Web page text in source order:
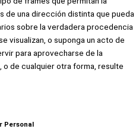
de una dirección distinta que pueda
sobre la verdadera procedencia
visualizan, o suponga un acto de
para aprovecharse de la
de cualquier otra forma, resulte
Personal